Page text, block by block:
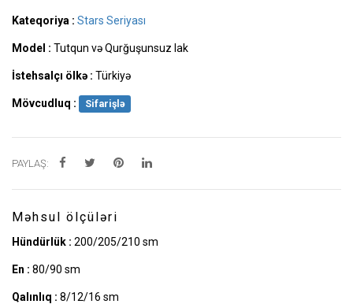
Kateqoriya : Stars Seriyası
Model : Tutqun və Qurğuşunsuz lak
İstehsalçı ölkə : Türkiyə
Mövcudluq : Sifarişlə
PAYLAŞ:
Məhsul ölçüləri
Hündürlük : 200/205/210 sm
En : 80/90 sm
Qalınlıq : 8/12/16 sm